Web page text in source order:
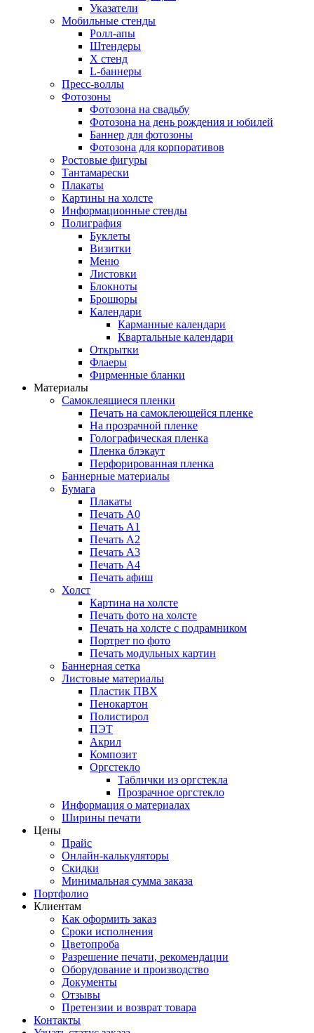
Указатели
Мобильные стенды
Ролл-апы
Штендеры
Х стенд
L-баннеры
Пресс-воллы
Фотозоны
Фотозона на свадьбу
Фотозона на день рождения и юбилей
Баннер для фотозоны
Фотозона для корпоративов
Ростовые фигуры
Тантамарески
Плакаты
Картины на холсте
Информационные стенды
Полиграфия
Буклеты
Визитки
Меню
Листовки
Блокноты
Брошюры
Календари
Карманные календари
Квартальные календари
Открытки
Флаеры
Фирменные бланки
Материалы
Самоклеящиеся пленки
Печать на самоклеющейся пленке
На прозрачной пленке
Голографическая пленка
Пленка блэкаут
Перфорированная пленка
Баннерные материалы
Бумага
Плакаты
Печать А0
Печать А1
Печать А2
Печать А3
Печать А4
Печать афиш
Холст
Картина на холсте
Печать фото на холсте
Печать на холсте с подрамником
Портрет по фото
Печать модульных картин
Баннерная сетка
Листовые материалы
Пластик ПВХ
Пенокартон
Полистирол
ПЭТ
Акрил
Композит
Оргстекло
Таблички из оргстекла
Прозрачное оргстекло
Информация о материалах
Ширины печати
Цены
Прайс
Онлайн-калькуляторы
Скидки
Минимальная сумма заказа
Портфолио
Клиентам
Как оформить заказ
Сроки исполнения
Цветопроба
Разрешение печати, рекомендации
Оборудование и производство
Документы
Отзывы
Претензии и возврат товара
Контакты